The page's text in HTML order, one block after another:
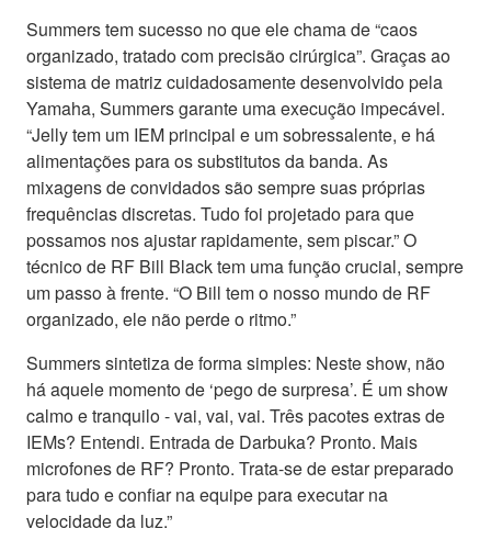
Summers tem sucesso no que ele chama de “caos
organizado, tratado com precisão cirúrgica”. Graças ao
sistema de matriz cuidadosamente desenvolvido pela
Yamaha, Summers garante uma execução impecável.
“Jelly tem um IEM principal e um sobressalente, e há
alimentações para os substitutos da banda. As
mixagens de convidados são sempre suas próprias
frequências discretas. Tudo foi projetado para que
possamos nos ajustar rapidamente, sem piscar.” O
técnico de RF Bill Black tem uma função crucial, sempre
um passo à frente. “O Bill tem o nosso mundo de RF
organizado, ele não perde o ritmo.”
Summers sintetiza de forma simples: Neste show, não
há aquele momento de ‘pego de surpresa’. É um show
calmo e tranquilo - vai, vai, vai. Três pacotes extras de
IEMs? Entendi. Entrada de Darbuka? Pronto. Mais
microfones de RF? Pronto. Trata-se de estar preparado
para tudo e confiar na equipe para executar na
velocidade da luz.”